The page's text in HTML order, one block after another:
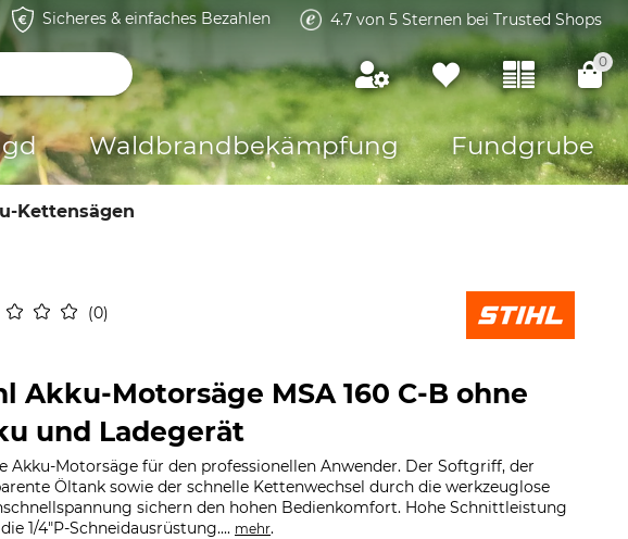
Sicheres & einfaches Bezahlen 4.7 von 5 Sternen bei Trusted Shops
0
Waldbrandbekämpfung Fundgrube
Kettensägen
0
Akku-Motorsäge MSA 160 C-B ohne
und Ladegerät
Akku-Motorsäge für den professionellen Anwender. Der Softgriff, der
Öltank sowie der schnelle Kettenwechsel durch die werkzeuglose
sichern den hohen Bedienkomfort. Hohe Schnittleistung
1/4"P-Schneidausrüstung.... mehr.